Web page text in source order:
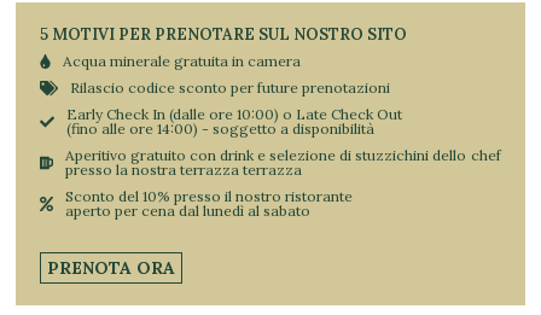
5 MOTIVI PER PRENOTARE SUL NOSTRO SITO
Acqua minerale gratuita in camera
Rilascio codice sconto per future prenotazioni
Early Check In (dalle ore 10:00) o Late Check Out
(fino alle ore 14:00) - soggetto a disponibilità
Aperitivo gratuito con drink e selezione di stuzzichini dello chef
presso la nostra terrazza terrazza
Sconto del 10% presso il nostro ristorante
aperto per cena dal lunedì al sabato
PRENOTA ORA